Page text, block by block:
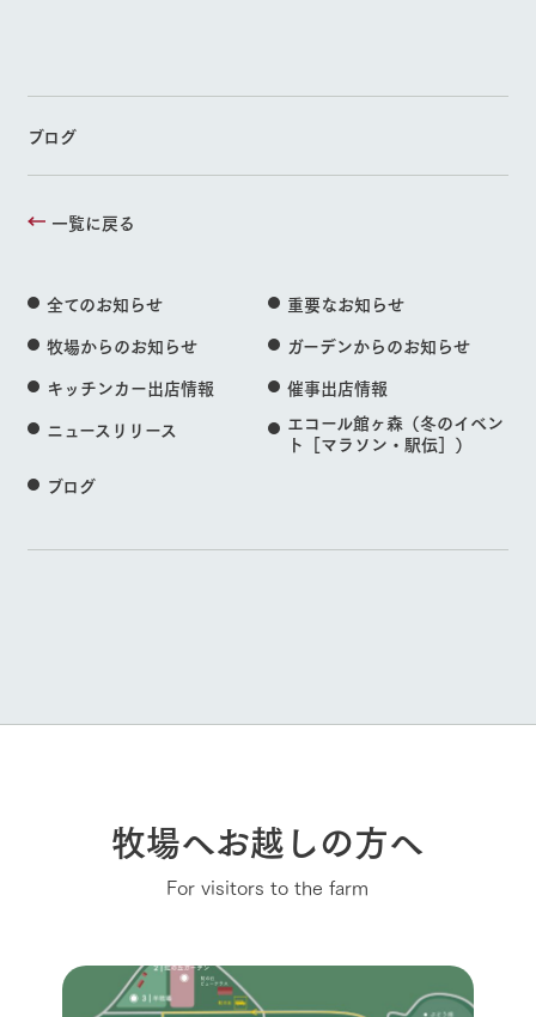
ブログ
一覧に戻る
全てのお知らせ
重要なお知らせ
牧場からのお知らせ
ガーデンからのお知らせ
キッチンカー出店情報
催事出店情報
ニュースリリース
エコール館ヶ森（冬のイベン
ト［マラソン・駅伝］）
ブログ
牧場へお越しの方へ
For visitors to the farm